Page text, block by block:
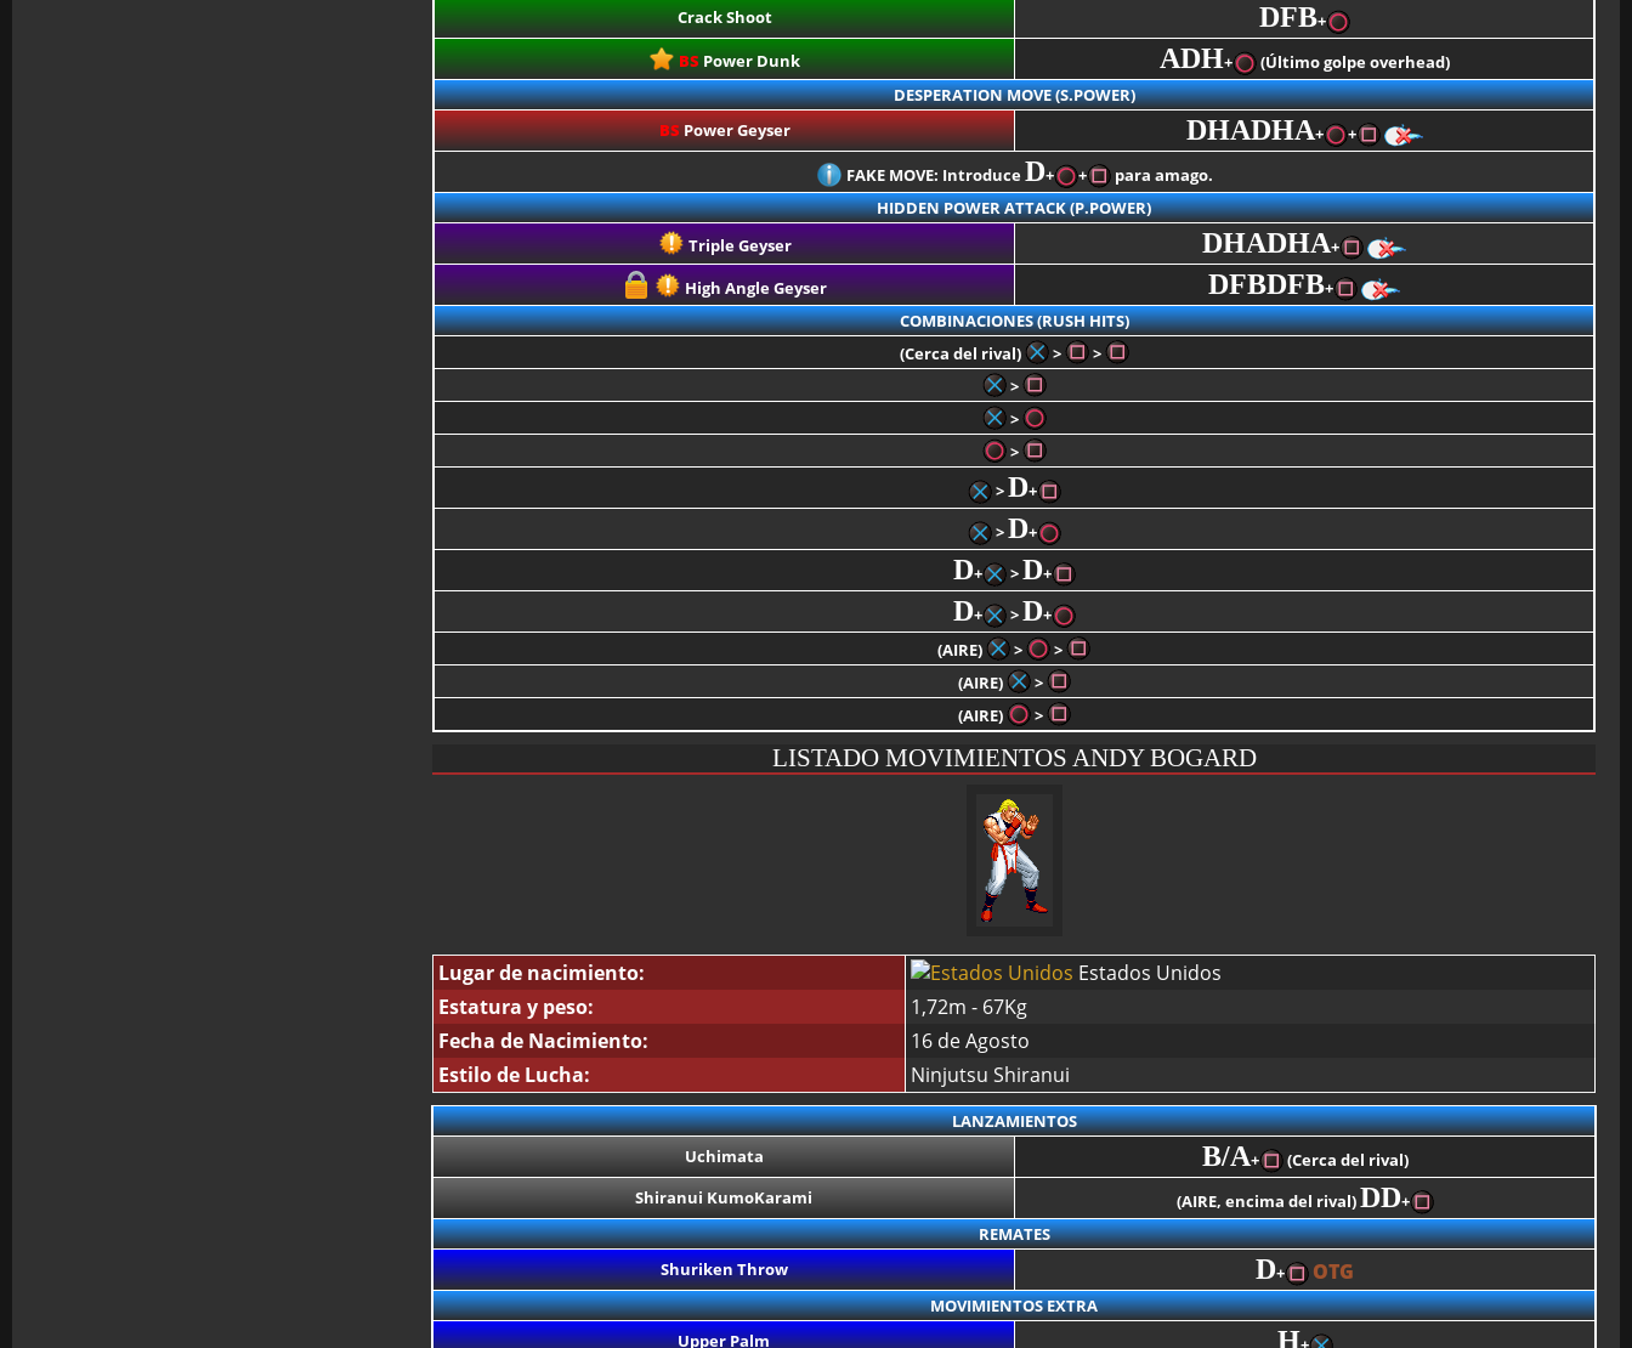
Crack Shoot
DFB+
BSPower Dunk ADH+
(Último golpe overhead)
DESPERATION MOVE (S.POWER)
BSPower Geyser DHADHA+
+
FAKE MOVE: Introduce D+ +
para amago.
HIDDEN POWER ATTACK (P.POWER)
Triple Geyser
DHADHA+
High Angle Geyser
DFBDFB+
COMBINACIONES (RUSH HITS)
(Cerca del rival)
>
>
>
>
>
>D+
>D+
D+ >D+
D+ >D+
(AIRE)
>
>
(AIRE)
>
(AIRE)
>
LISTADO MOVIMIENTOS ANDY BOGARD
Lugar de nacimiento:
Estados Unidos
Estatura y peso:
1,72m - 67Kg
Fecha de Nacimiento:
16 de Agosto
Estilo de Lucha:
Ninjutsu Shiranui
LANZAMIENTOS
Uchimata
B/A+
(Cerca del rival)
Shiranui KumoKarami
(AIRE, encima del rival)DD+
REMATES
Shuriken Throw
D+ OTG
MOVIMIENTOS EXTRA
Upper Palm
H